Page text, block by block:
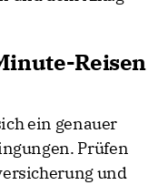
Reisen
ein genauer
Prüfen
und